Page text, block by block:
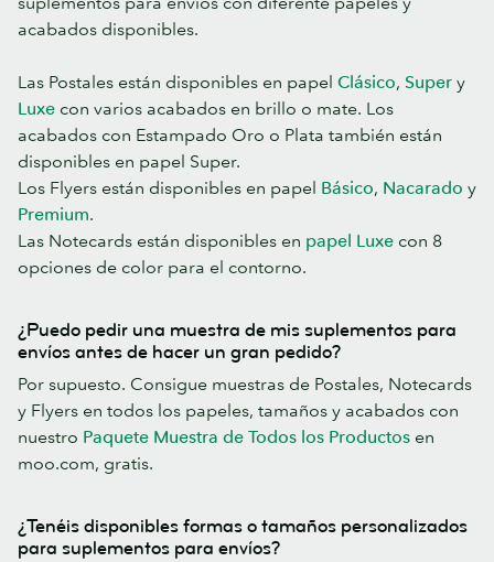
acabados disponibles.
Las Postales están disponibles en papel Clásico, Super y
Luxe con varios acabados en brillo o mate. Los
acabados con Estampado Oro o Plata también están
disponibles en papel Super.
Los Flyers están disponibles en papel Básico, Nacarado y
Premium.
Las Notecards están disponibles en papel Luxe con 8
opciones de color para el contorno.
¿Puedo pedir una muestra de mis suplementos para
envíos antes de hacer un gran pedido?
Por supuesto. Consigue muestras de Postales, Notecards
y Flyers en todos los papeles, tamaños y acabados con
nuestro Paquete Muestra de Todos los Productos en
moo.com, gratis.
¿Tenéis disponibles formas o tamaños personalizados
para suplementos para envíos?